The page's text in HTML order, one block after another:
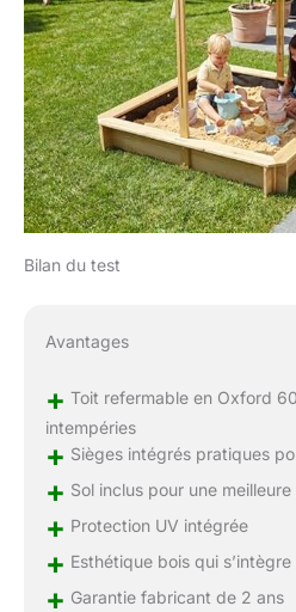
Bilan du test
Avantages
+ Toit refermable en Oxford
intempéries
+ Sièges intégrés pratiques
+ Sol inclus pour une
+ Protection UV intégrée
+ Esthétique bois qui
+ Garantie fabricant de 2 ans